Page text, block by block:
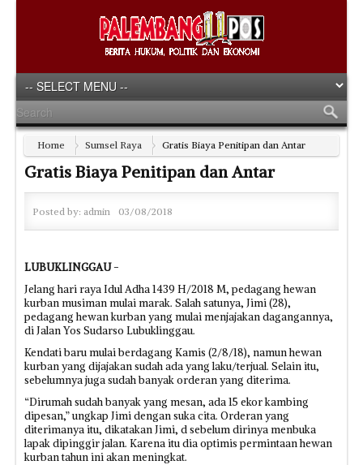
Home Sumsel Raya Gratis Biaya Penitipan dan Antar
Gratis Biaya Penitipan dan Antar
Posted by: admin 03/08/2018
LUBUKLINGGAU-
Jelang hari raya Idul Adha 1439 H/2018 M, pedagang hewan
kurban musiman mulai marak. Salah satunya, Jimi (28),
pedagang hewan kurban yang mulai menjajakan dagangannya,
di Jalan Yos Sudarso Lubuklinggau.
Kendati baru mulai berdagang Kamis (2/8/18), namun hewan
kurban yang dijajakan sudah ada yang laku/terjual. Selain itu,
sebelumnya juga sudah banyak orderan yang diterima.
“Dirumah sudah banyak yang mesan, ada 15 ekor kambing
dipesan,” ungkap Jimi dengan suka cita. Orderan yang
diterimanya itu, dikatakan Jimi, d sebelum dirinya menbuka
lapak dipinggir jalan. Karena itu dia optimis permintaan hewan
kurban tahun ini akan meningkat.